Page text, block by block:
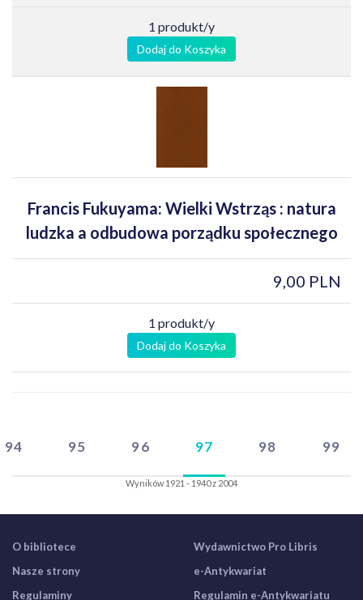
1 produkt/y
Dodaj do Koszyka
Francis Fukuyama: Wielki Wstrząs : natura
ludzka a odbudowa porządku społecznego
9,00 PLN
1 produkt/y
Dodaj do Koszyka
94 95 96 97 98 99
Wyników 1921 - 1940 z 2004
O bibliotece
Nasze strony
Regulaminy
Wydawnictwo Pro Libris
e-Antykwariat
Regulamin e-Antykwariatu